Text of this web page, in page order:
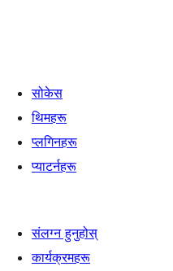
सोकेस
थिमहरू
प्लगिनहरू
प्याटर्नहरू
संलग्न हुनुहोस्
कार्यक्रमहरू